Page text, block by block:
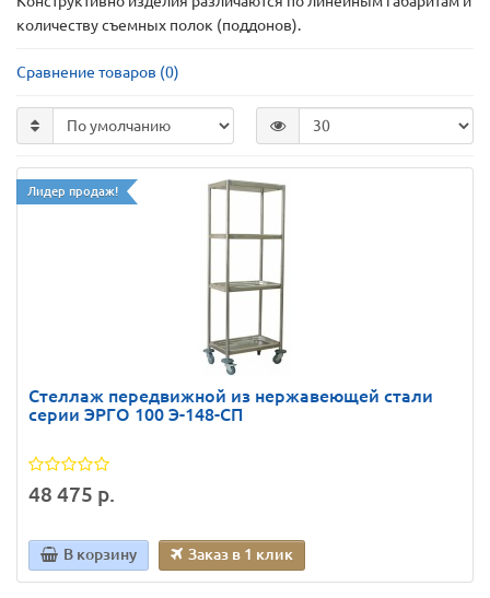
количеству съемных полок (поддонов).
Сравнение товаров (0)
Лидер продаж!
Стеллаж передвижной из нержавеющей стали
серии ЭРГО 100 Э-148-СП
48 475 р.
В корзину Заказ в 1 клик